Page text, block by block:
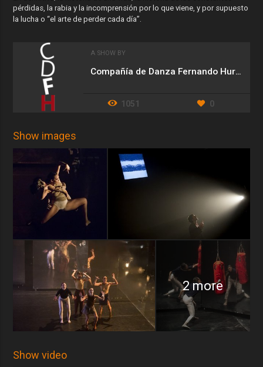
pérdidas, la rabia y la incomprensión por lo que viene, y por supuesto
la lucha o “el arte de perder cada día”.
A SHOW BY
Compañía de Danza Fernando Hurtado
1051 0
Show images
2 more
Show video